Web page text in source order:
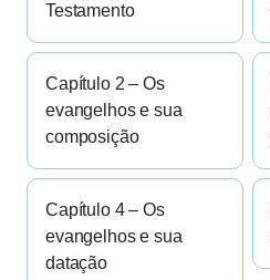
Testamento
Capítulo 2 – Os
evangelhos e sua
composição
Capítulo 4 – Os
evangelhos e sua
datação